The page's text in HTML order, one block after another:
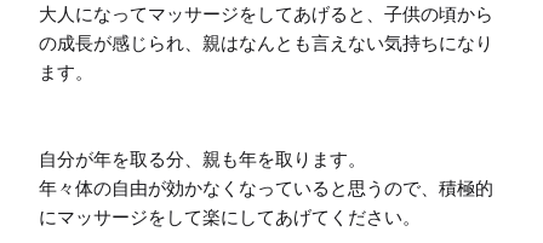
大人になってマッサージをしてあげると、子供の頃から
の成長が感じられ、親はなんとも言えない気持ちになり
ます。
自分が年を取る分、親も年を取ります。
年々体の自由が効かなくなっていると思うので、積極的
にマッサージをして楽にしてあげてください。